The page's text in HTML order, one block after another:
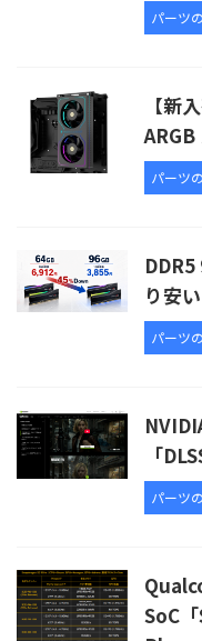
パーツ
【新
パーツ
り安
パーツ
「
パーツ
SoC